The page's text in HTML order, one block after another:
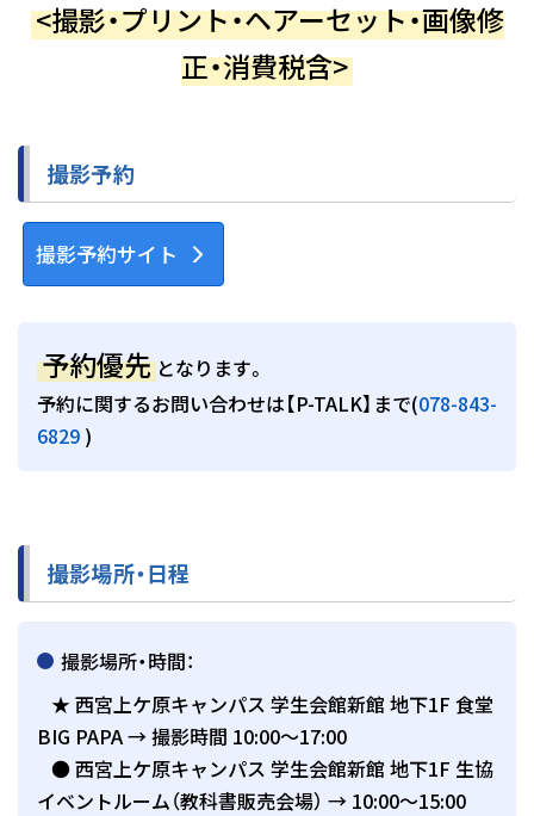
<撮影・プリント・ヘアーセット・画像修
正・消費税含>
撮影予約
撮影予約サイト
予約優先 となります。
予約に関するお問い合わせは【P-TALK】まで(078-843-
6829 )
撮影場所・日程
撮影場所・時間：
★ 西宮上ケ原キャンパス 学生会館新館 地下1F 食堂
BIG PAPA → 撮影時間 10:00～17:00
● 西宮上ケ原キャンパス 学生会館新館 地下1F 生協
イベントルーム（教科書販売会場） → 10:00～15:00